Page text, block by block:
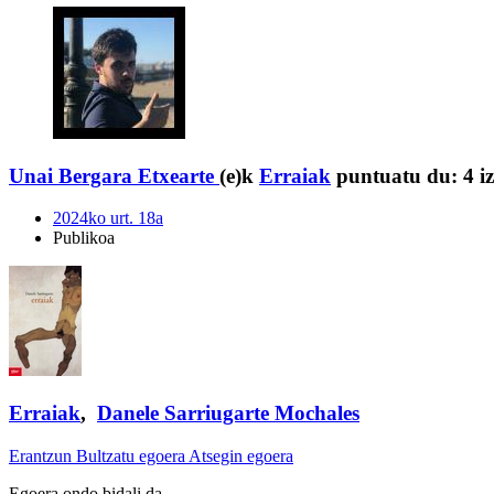
Unai Bergara Etxearte (e)k Erraiak puntuatu du: 4
2024ko urt. 18a
Publikoa
Erraiak, Danele Sarriugarte Mochales
Erantzun Bultzatu egoera Atsegin egoera